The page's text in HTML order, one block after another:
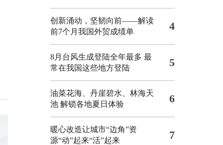
创新涌动，坚韧向前——解读
前7个月我国外贸成绩单
4
8月台风生成登陆全年最多 最
常在我国这些地方登陆
5
油菜花海、丹崖碧水、林海天
池 解锁各地夏日体验
6
暖心改造让城市“边角”资
源“动”起来“活”起来
7